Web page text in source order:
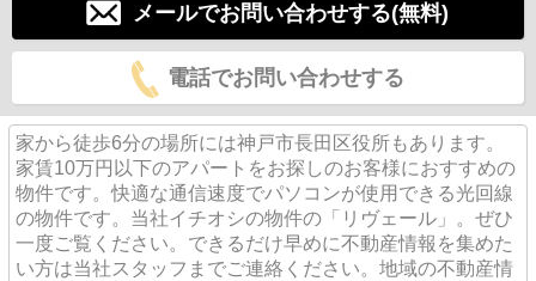
メールでお問い合わせする(無料)
電話でお問い合わせする
家から徒歩6分の場所には神戸市長田区役所もあります。
家賃10万円以下のアパートをお探しのお客様におすすめの
物件です。快適な通信速度でパソコンが使用できる光回線
の物件です。当社イチオシの物件の「リヴェール」。ぜひ
一度ご覧ください。できるだけ早めに不動産情報を集めた
い方は当社スタッフまでご連絡ください。地域の不動産情